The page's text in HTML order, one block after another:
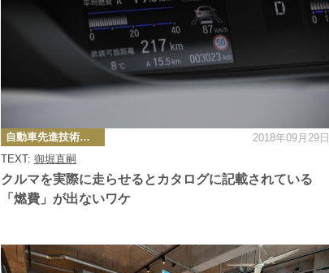
クルマを実際に走らせるとカタログに記載されている
「燃費」が出ないワケ
TEXT: 御堀直嗣
カ
テ
ゴ
リ
ー
自動車先進技術・テクノロジーニュース 2018年09月29日